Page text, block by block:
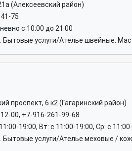
(Алексеевский район)
75
с 10:00 до 21:00
Бытовые услуги/Ателье швейные.
проспект, 6 к2 (Гагаринский район)
00, +7-916-261-99-68
19:00, Вт: c 11:00-19:00, Ср: c
Бытовые услуги/Ателье меховые /